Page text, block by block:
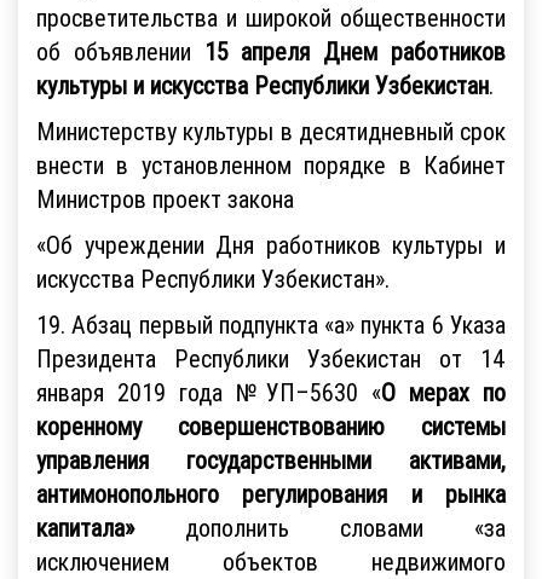
просветительства и широкой общественности
об объявлении 15 апреля Днем работников
культуры и искусства Республики Узбекистан.
Министерству культуры в десятидневный срок
внести в установленном порядке в Кабинет
Министров проект закона
«Об учреждении Дня работников культуры и
искусства Республики Узбекистан».
19. Абзац первый подпункта «а» пункта 6 Указа
Президента Республики Узбекистан от 14
января 2019 года №УП–5630 «О мерах по
коренному совершенствованию системы
управления государственными активами,
антимонопольного регулирования и рынка
капитала»дополнить словами «за
исключением объектов недвижимого